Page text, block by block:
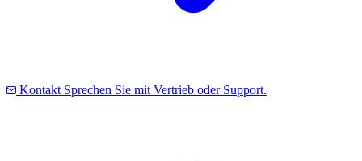
Kontakt Sprechen Sie mit Vertrieb oder Support.